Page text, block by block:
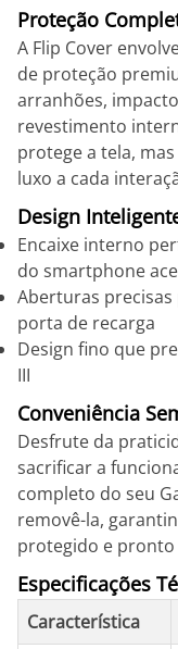
Proteção
A Flip Cover
de proteção
arranhões,
revestimento
protege a tela,
luxo a cada
Design
Encaixe interno
do smartphone
Aberturas precisas
porta de recarga
Design fino que
III
Conveniência
Desfrute da
sacrificar a
completo do seu
removê-la,
protegido e
Especificações
Característica